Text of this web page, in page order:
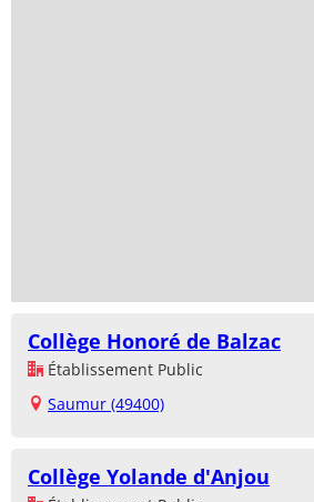
Collège Honoré de Balzac
Établissement Public
Saumur (49400)
Collège Yolande d'Anjou